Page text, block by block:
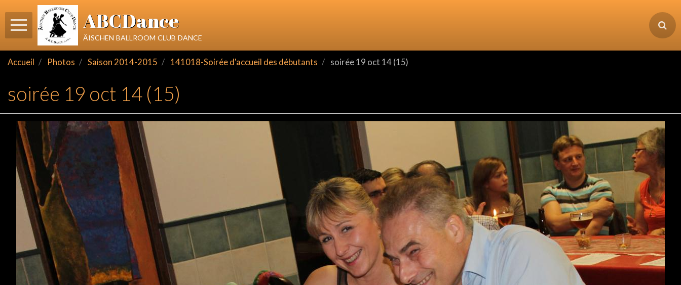
ABCDance
äischen ballroom club dance
Accueil Photos Saison 2014-2015 141018-Soirée d'accueil des débutants soirée 19 oct 14 (15)
soirée 19 oct 14 (15)